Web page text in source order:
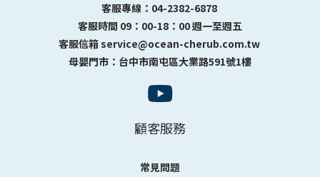
客服專線：04-2382-6878
客服時間 09：00-18：00 週一至週五
客服信箱 service@ocean-cherub.com.tw
母嬰門市：台中市南屯區大業路591號1樓
顧客服務
常見問題